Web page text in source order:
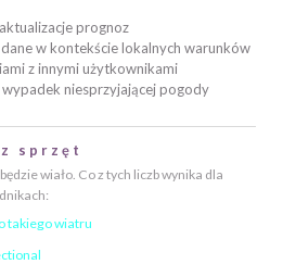
prognoz
w kontekście lokalnych warunków
z innymi użytkownikami
wypadek niesprzyjającej pogody
sprzęt
wiało. Co z tych liczb wynika dla
takiego wiatru